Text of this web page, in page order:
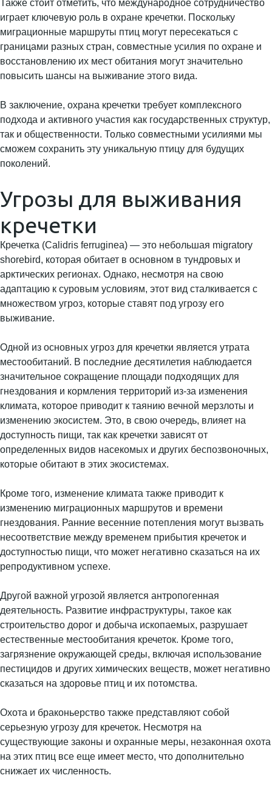
Также стоит отметить, что международное сотрудничество
играет ключевую роль в охране кречетки. Поскольку
миграционные маршруты птиц могут пересекаться с
границами разных стран, совместные усилия по охране и
восстановлению их мест обитания могут значительно
повысить шансы на выживание этого вида.
В заключение, охрана кречетки требует комплексного
подхода и активного участия как государственных структур,
так и общественности. Только совместными усилиями мы
сможем сохранить эту уникальную птицу для будущих
поколений.
Угрозы для выживания
кречетки
Кречетка (Calidris ferruginea) — это небольшая migratory
shorebird, которая обитает в основном в тундровых и
арктических регионах. Однако, несмотря на свою
адаптацию к суровым условиям, этот вид сталкивается с
множеством угроз, которые ставят под угрозу его
выживание.
Одной из основных угроз для кречетки является утрата
местообитаний. В последние десятилетия наблюдается
значительное сокращение площади подходящих для
гнездования и кормления территорий из-за изменения
климата, которое приводит к таянию вечной мерзлоты и
изменению экосистем. Это, в свою очередь, влияет на
доступность пищи, так как кречетки зависят от
определенных видов насекомых и других беспозвоночных,
которые обитают в этих экосистемах.
Кроме того, изменение климата также приводит к
изменению миграционных маршрутов и времени
гнездования. Ранние весенние потепления могут вызвать
несоответствие между временем прибытия кречеток и
доступностью пищи, что может негативно сказаться на их
репродуктивном успехе.
Другой важной угрозой является антропогенная
деятельность. Развитие инфраструктуры, такое как
строительство дорог и добыча ископаемых, разрушает
естественные местообитания кречеток. Кроме того,
загрязнение окружающей среды, включая использование
пестицидов и других химических веществ, может негативно
сказаться на здоровье птиц и их потомства.
Охота и браконьерство также представляют собой
серьезную угрозу для кречеток. Несмотря на
существующие законы и охранные меры, незаконная охота
на этих птиц все еще имеет место, что дополнительно
снижает их численность.